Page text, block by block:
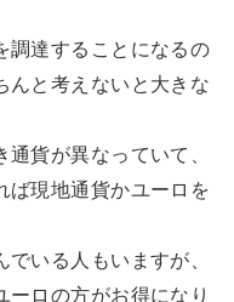
調達することになるの
んと考えないと大きな
貨が異なっていて、
ば現地通貨かユーロを
いる人もいますが、
ーロの方がお得になり